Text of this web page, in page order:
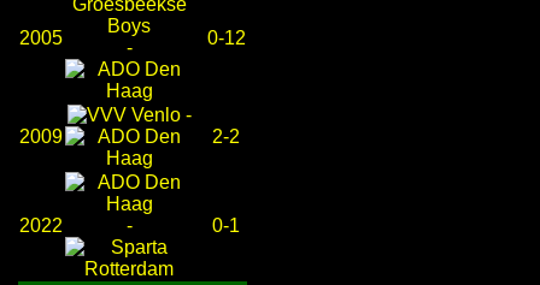
2005 - 0-12
2009
-
2-2
2022 - 0-1